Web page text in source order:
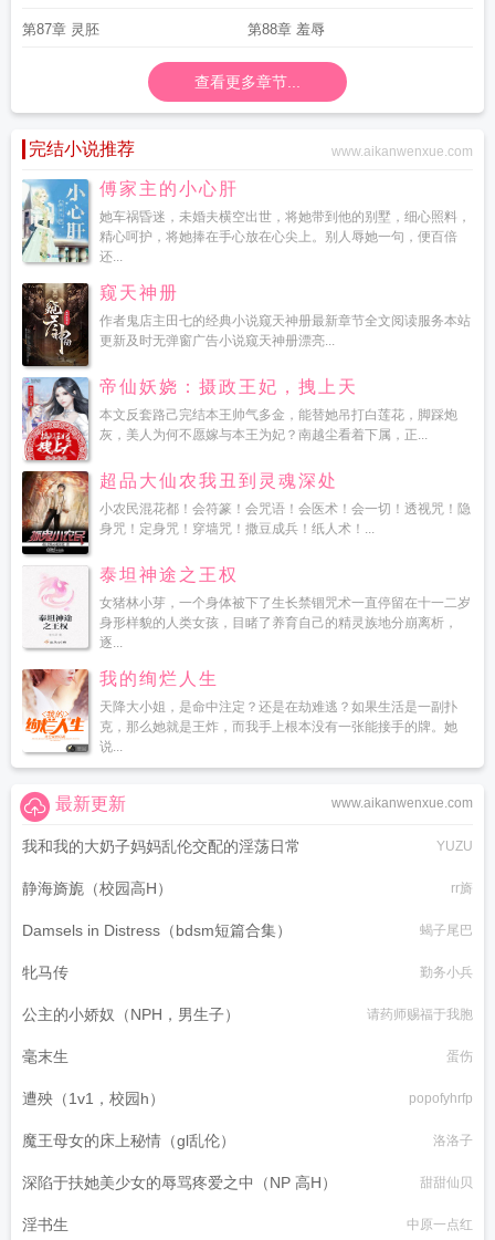
第87章 灵胚 第88章 羞辱
查看更多章节...
完结小说推荐 www.aikanwenxue.com
傅家主的小心肝
她车祸昏迷，未婚夫横空出世，将她带到他的别墅，细心照料，
精心呵护，将她捧在手心放在心尖上。别人辱她一句，便百倍
还...
窥天神册
作者鬼店主田七的经典小说窥天神册最新章节全文阅读服务本站
更新及时无弹窗广告小说窥天神册漂亮...
帝仙妖娆：摄政王妃，拽上天
本文反套路己完结本王帅气多金，能替她吊打白莲花，脚踩炮
灰，美人为何不愿嫁与本王为妃？南越尘看着下属，正...
超品大仙农我丑到灵魂深处
小农民混花都！会符篆！会咒语！会医术！会一切！透视咒！隐
身咒！定身咒！穿墙咒！撒豆成兵！纸人术！...
泰坦神途之王权
女猪林小芽，一个身体被下了生长禁锢咒术一直停留在十一二岁
身形样貌的人类女孩，目睹了养育自己的精灵族地分崩离析，
逐...
我的绚烂人生
天降大小姐，是命中注定？还是在劫难逃？如果生活是一副扑
克，那么她就是王炸，而我手上根本没有一张能接手的牌。她
说...
www.aikanwenxue.com
最新更新
我和我的大奶子妈妈乱伦交配的淫荡日常 YUZU
静海旖旎（校园高H） rr旖
Damsels in Distress（bdsm短篇合集） 蝎子尾巴
牝马传 勤务小兵
公主的小娇奴（NPH，男生子） 请药师赐福于我胞
毫末生 蛋伤
遭殃（1v1，校园h） popofyhrfp
魔王母女的床上秘情（gl乱伦） 洛洛子
深陷于扶她美少女的辱骂疼爱之中（NP 高H） 甜甜仙贝
淫书生 中原一点红